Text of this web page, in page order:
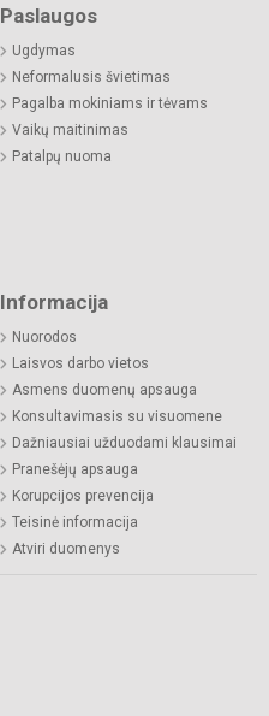
Paslaugos
Ugdymas
Neformalusis švietimas
Pagalba mokiniams ir tėvams
Vaikų maitinimas
Patalpų nuoma
Informacija
Nuorodos
Laisvos darbo vietos
Asmens duomenų apsauga
Konsultavimasis su visuomene
Dažniausiai užduodami klausimai
Pranešėjų apsauga
Korupcijos prevencija
Teisinė informacija
Atviri duomenys